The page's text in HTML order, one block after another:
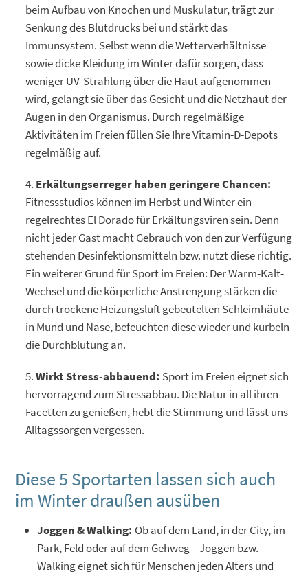
beim Aufbau von Knochen und Muskulatur, trägt zur
Senkung des Blutdrucks bei und stärkt das
Immunsystem. Selbst wenn die Wetterverhältnisse
sowie dicke Kleidung im Winter dafür sorgen, dass
weniger UV-Strahlung über die Haut aufgenommen
wird, gelangt sie über das Gesicht und die Netzhaut der
Augen in den Organismus. Durch regelmäßige
Aktivitäten im Freien füllen Sie Ihre Vitamin-D-Depots
regelmäßig auf.
Erkältungserreger haben geringere Chancen:
Fitnessstudios können im Herbst und Winter ein
regelrechtes El Dorado für Erkältungsviren sein. Denn
nicht jeder Gast macht Gebrauch von den zur Verfügung
stehenden Desinfektionsmitteln bzw. nutzt diese richtig.
Ein weiterer Grund für Sport im Freien: Der Warm-Kalt-
Wechsel und die körperliche Anstrengung stärken die
durch trockene Heizungsluft gebeutelten Schleimhäute
in Mund und Nase, befeuchten diese wieder und kurbeln
die Durchblutung an.
Wirkt Stress-abbauend: Sport im Freien eignet sich
hervorragend zum Stressabbau. Die Natur in all ihren
Facetten zu genießen, hebt die Stimmung und lässt uns
Alltagssorgen vergessen.
Diese 5 Sportarten lassen sich auch
im Winter draußen ausüben
Joggen & Walking: Ob auf dem Land, in der City, im
Park, Feld oder auf dem Gehweg – Joggen bzw.
Walking eignet sich für Menschen jeden Alters und